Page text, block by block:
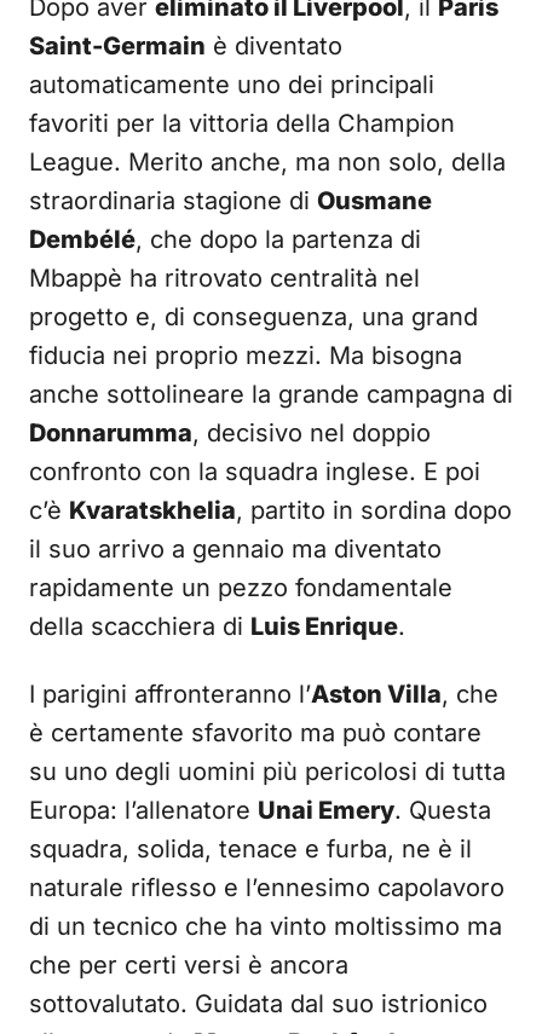
Dopo aver eliminato il Liverpool, il Paris
Saint-Germain è diventato
automaticamente uno dei principali
favoriti per la vittoria della Champion
League. Merito anche, ma non solo, della
straordinaria stagione di Ousmane
Dembélé, che dopo la partenza di
Mbappè ha ritrovato centralità nel
progetto e, di conseguenza, una grand
fiducia nei proprio mezzi. Ma bisogna
anche sottolineare la grande campagna di
Donnarumma, decisivo nel doppio
confronto con la squadra inglese. E poi
c’è Kvaratskhelia, partito in sordina dopo
il suo arrivo a gennaio ma diventato
rapidamente un pezzo fondamentale
della scacchiera di Luis Enrique.
I parigini affronteranno l’Aston Villa, che
è certamente sfavorito ma può contare
su uno degli uomini più pericolosi di tutta
Europa: l’allenatore Unai Emery. Questa
squadra, solida, tenace e furba, ne è il
naturale riflesso e l’ennesimo capolavoro
di un tecnico che ha vinto moltissimo ma
che per certi versi è ancora
sottovalutato. Guidata dal suo istrionico